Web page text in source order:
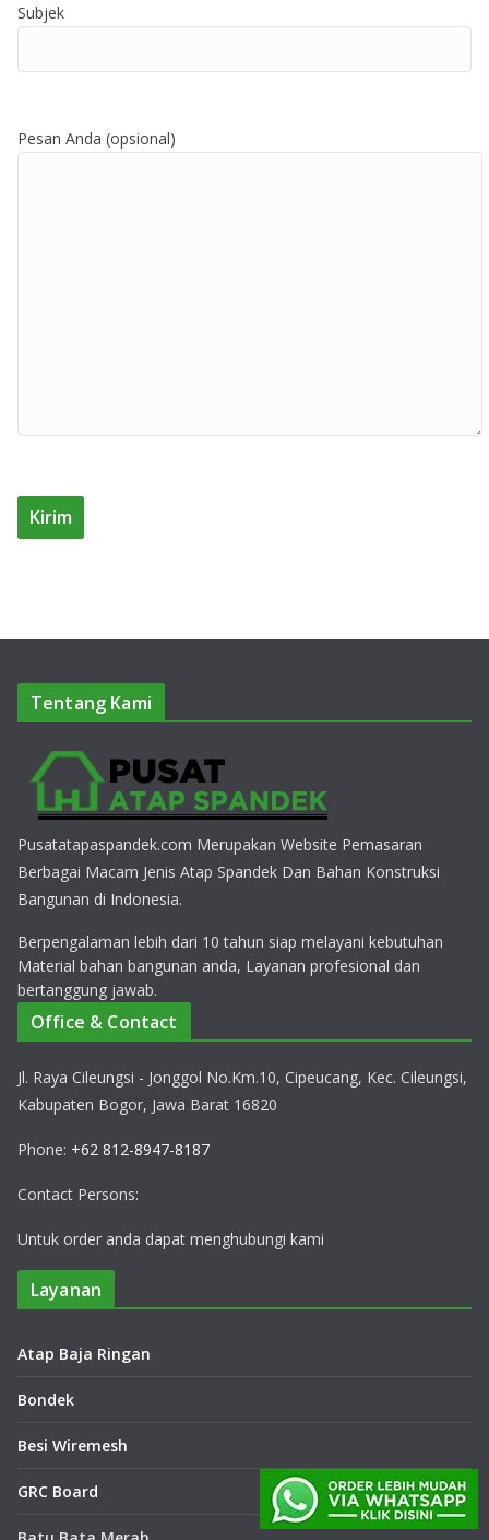
Subjek
Pesan Anda (opsional)
Tentang Kami
Pusatatapaspandek.com Merupakan Website Pemasaran
Berbagai Macam Jenis Atap Spandek Dan Bahan Konstruksi
Bangunan di Indonesia.
Berpengalaman lebih dari 10 tahun siap melayani kebutuhan
Material bahan bangunan anda, Layanan profesional dan
bertanggung jawab.
Office & Contact
Jl. Raya Cileungsi - Jonggol No.Km.10, Cipeucang, Kec. Cileungsi,
Kabupaten Bogor, Jawa Barat 16820
Phone: +62 812-8947-8187
Contact Persons:
Untuk order anda dapat menghubungi kami
Layanan
Atap Baja Ringan
Bondek
Besi Wiremesh
GRC Board